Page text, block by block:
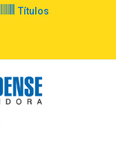
Títulos